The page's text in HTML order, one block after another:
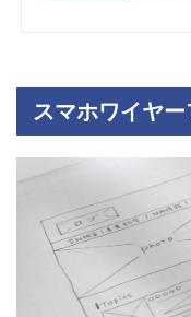
スマホワイヤ